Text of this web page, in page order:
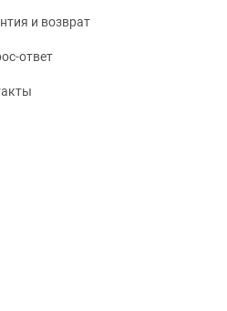
и возврат
ответ